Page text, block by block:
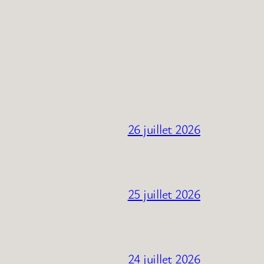
26 juillet 2026
25 juillet 2026
24 juillet 2026